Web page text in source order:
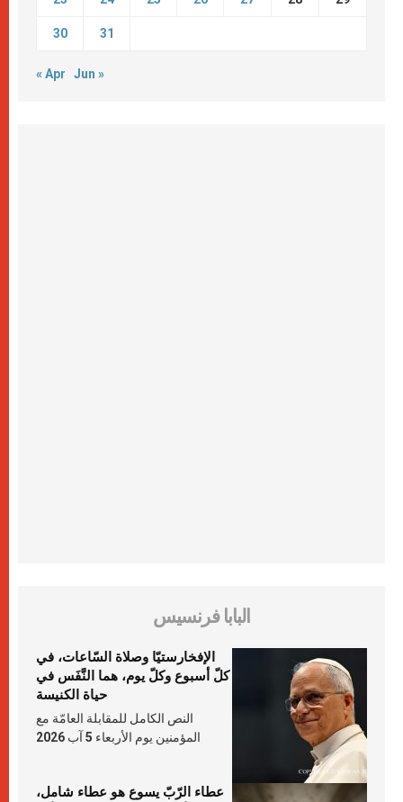
30 31
« Apr Jun »
البابا فرنسيس
الإفخارستيّا وصلاة السّاعات، في
كلّ أسبوع وكلّ يوم، هما النَّفَس في
حياة الكنيسة
النص الكامل للمقابلة العامّة مع
المؤمنين يوم الأربعاء 5 آب 2026
عطاء الرّبّ يسوع هو عطاء شامل،